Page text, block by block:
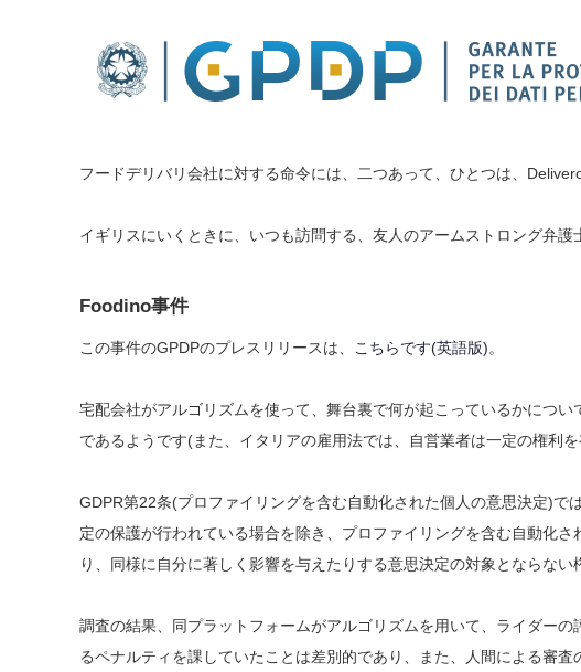
フードデリバリ会社に対する命令には、二つあって、ひとつは、
イギリスにいくときに、いつも訪問する、友人のアームストロング弁護
Foodino事件
この事件のGPDPのプレスリリースは、 こちらです(英語版)。
宅配会社がアルゴリズムを使って、舞台裏で何が起こっているかにつ
であるようです(また、イタリアの雇用法では、自営業者は一定の権利
GDPR第22条(プロファイリングを含む自動化された個人の意思決定)
定の保護が行われている場合を除き、プロファイリングを含む自動化
り、同様に自分に著しく影響を与えたりする意思決定の対象とならない
調査の結果、同プラットフォームがアルゴリズムを用いて、ライダー
るペナルティを課していたことは差別的であり、また、人間による審